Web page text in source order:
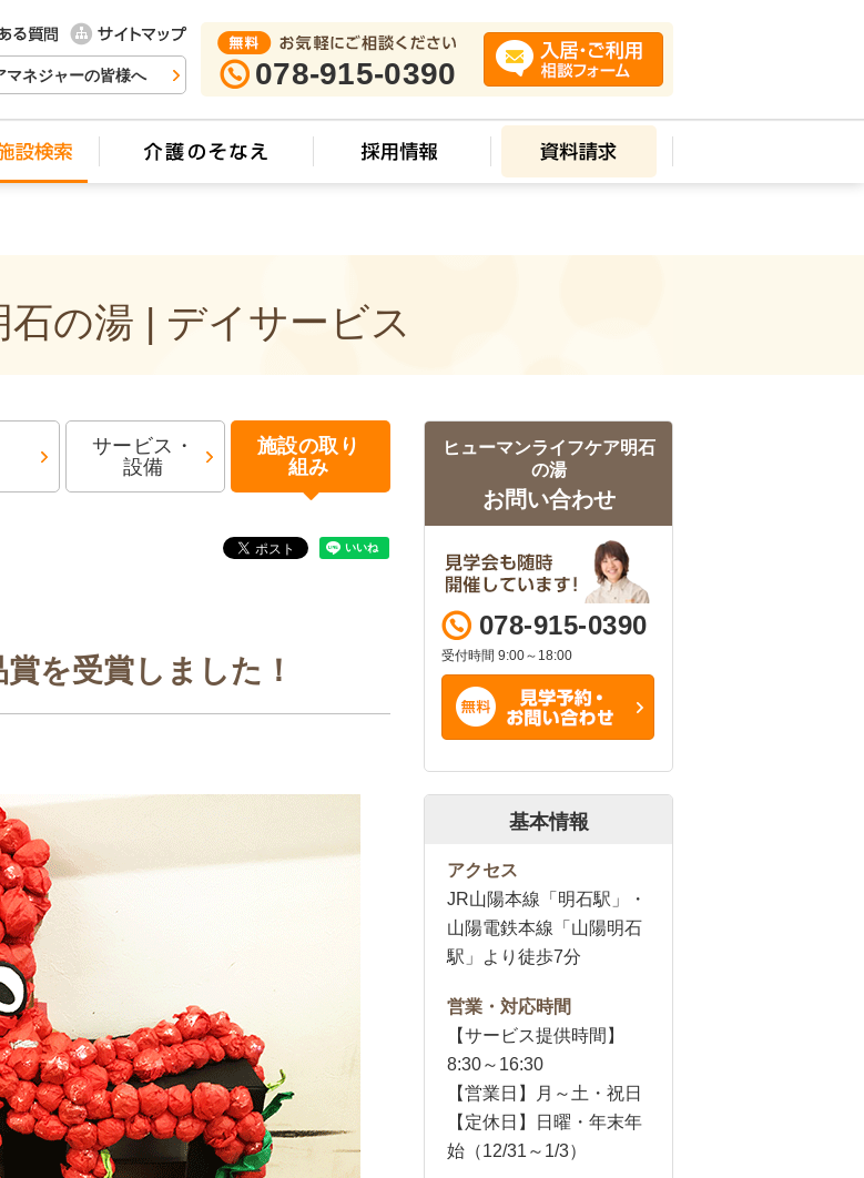
マネジャーの皆様へ 078-915-0390
の湯 | デイサービス
サービス・
設備
施設の取り
組み
を受賞しました！
ヒューマンライフケア明石
の湯
お問い合わせ
078-915-0390
受付時間 9:00～18:00
基本情報
アクセス
JR山陽本線「明石駅」・
山陽電鉄本線「山陽明石
駅」より徒歩7分
営業・対応時間
【サービス提供時間】
8:30～16:30
【営業日】月～土・祝日
【定休日】日曜・年末年
始（12/31～1/3）